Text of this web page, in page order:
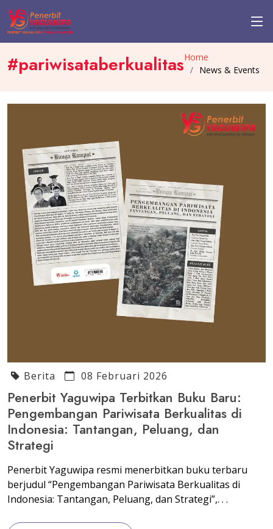
#pariwisataberkualitasHome
News & Events
Berita 08 Februari 2026
Penerbit Yaguwipa Terbitkan Buku Baru:
Pengembangan Pariwisata Berkualitas di
Indonesia: Tantangan, Peluang, dan
Strategi
Penerbit Yaguwipa resmi menerbitkan buku terbaru
berjudul “Pengembangan Pariwisata Berkualitas di
Indonesia: Tantangan, Peluang, dan Strategi”,. . .